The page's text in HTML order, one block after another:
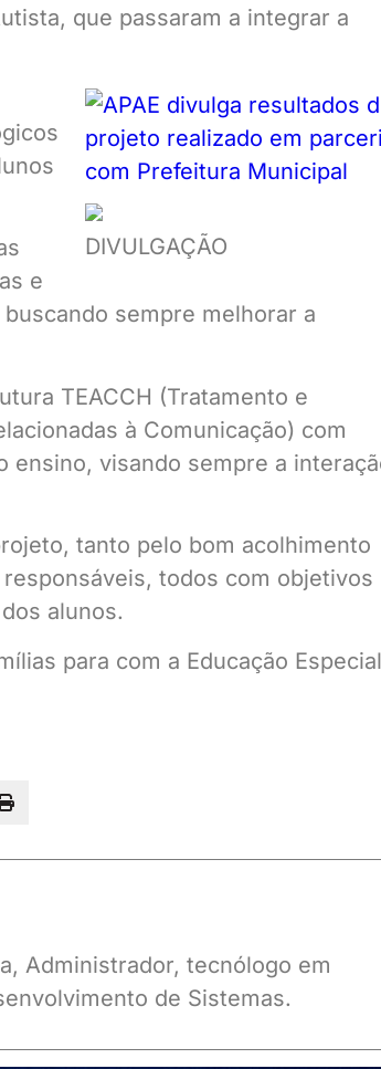
que passaram a integrar a
DIVULGAÇÃO
e
sempre melhorar a
TEACCH (Tratamento e
à Comunicação) com
ensino, visando sempre a
tanto pelo bom acolhimento
todos com objetivos
alunos.
para com a Educação Especial
Administrador, tecnólogo em
de Sistemas.